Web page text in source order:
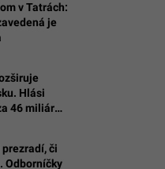
v Tatrách:
je
Hlási
46 miliárd
či
Odborníčky